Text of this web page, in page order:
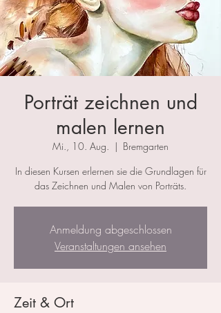
Porträt zeichnen und
malen lernen
Mi., 10. Aug.
  |
Bremgarten
In diesen Kursen erlernen sie die Grundlagen für
das Zeichnen und Malen von Porträts.
Anmeldung abgeschlossen
Veranstaltungen ansehen
Zeit & Ort